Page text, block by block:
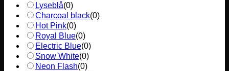
Lyseblå(0)
Charcoal black(0)
Hot Pink(0)
Royal Blue(0)
Electric Blue(0)
Snow White(0)
Neon Flash(0)